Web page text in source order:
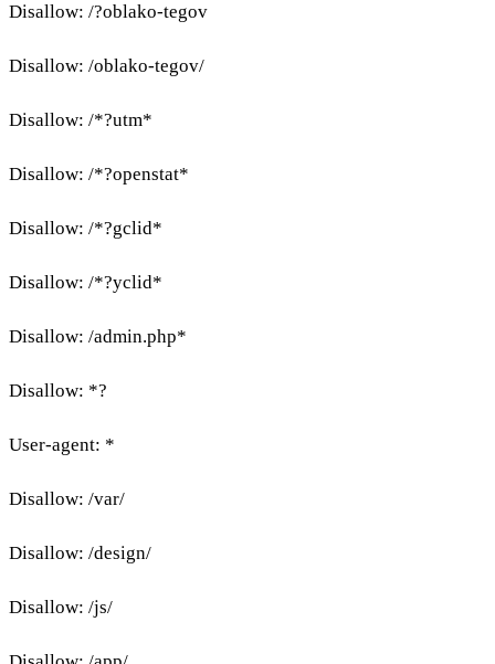
Disallow: /?oblako-tegov
Disallow: /oblako-tegov/
Disallow: /*?utm*
Disallow: /*?openstat*
Disallow: /*?gclid*
Disallow: /*?yclid*
Disallow: /admin.php*
Disallow: *?
User-agent: *
Disallow: /var/
Disallow: /design/
Disallow: /js/